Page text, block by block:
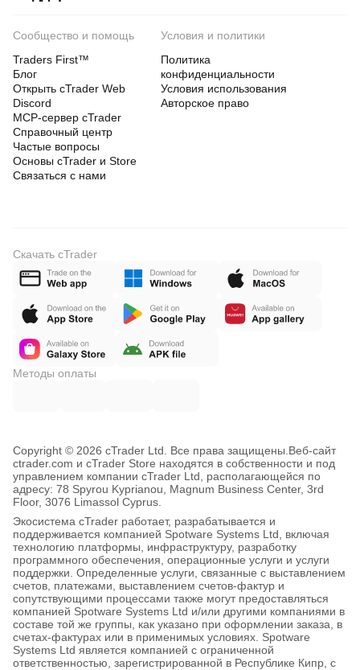
require fresh backtesting and demo validation.
PARAMETER GUIDANCE
SafeGrid-Gold-Vanguard-Pro includes important
parameters:
• Max grid levels (risk exposure)
• Risk per level
• Basket stop (overall protection)
• EMA slope settings (trend filter)
• RSI thresholds (overextension filter)
• Direction-control behavior
• Avoid changing many core settings at once
• Any timeframe/broker/leverage change requires
fresh backtesting and demo validation
• Short-term results alone are insufficient
• Broader historical testing strongly recommended
✅ WHAT'S INCLUDED
✓ Full SafeGrid-Gold-Vanguard-Pro algorithm
✓ Pre-optimized parameter sets
Сообщество и помощь
Traders First™
Блог
Открыть cTrader Web
Discord
MCP-сервер cTrader
Справочный центр
Частые вопросы
Основы cTrader и Store
Связаться с нами
Условия и политики
Политика
конфиденциальности
Условия использования
Авторское право
Скачать cTrader
Методы оплаты
Copyright © 2026 cTrader Ltd. Все права защищены. Веб-сайт
ctrader.com и cTrader Store находятся в собственности и под
управлением компании cTrader Ltd, располагающейся по
адресу: 78 Spyrou Kyprianou, Magnum Business Center, 3rd
Floor, 3076 Limassol Cyprus.
Экосистема cTrader работает, разрабатывается и
поддерживается компанией Spotware Systems Ltd, включая
технологию платформы, инфраструктуру, разработку
программного обеспечения, операционные услуги и услуги
поддержки. Определенные услуги, связанные с выставлением
счетов, платежами, выставлением счетов-фактур и
сопутствующими процессами также могут предоставляться
компанией Spotware Systems Ltd и/или другими компаниями в
составе той же группы, как указано при оформлении заказа, в
счетах-фактурах или в применимых условиях. Spotware
Systems Ltd является компанией с ограниченной
ответственностью, зарегистрированной в Республике Кипр, с